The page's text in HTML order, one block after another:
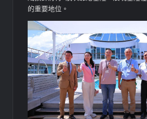
的重要地位。